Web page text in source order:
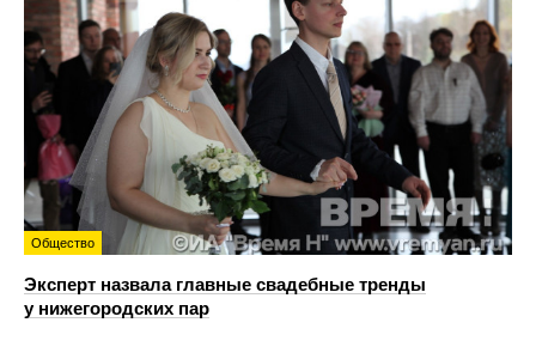
Общество
Эксперт назвала главные свадебные тренды
у нижегородских пар